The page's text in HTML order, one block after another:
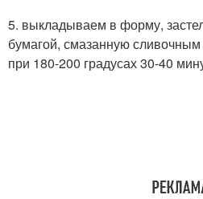
5. выкладываем в форму,
бумагой, смазанную
при 180-200 градусах 30-40